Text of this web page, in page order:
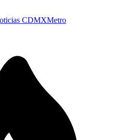
CDMXMetro